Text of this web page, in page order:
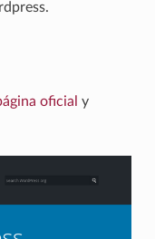
oficial y